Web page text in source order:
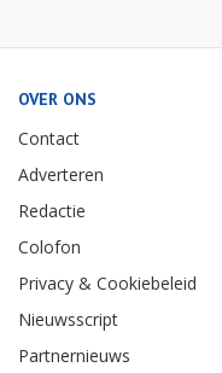
OVER ONS
Contact
Adverteren
Redactie
Colofon
Privacy & Cookiebeleid
Nieuwsscript
Partnernieuws